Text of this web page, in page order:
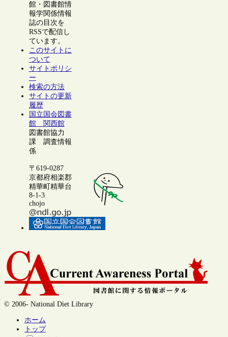
館・図書館情
報学関係情報
誌の目次を
RSSで配信し
ています。
このサイトに
ついて
サイトポリシ
ー
検索の方法
サイトの更新
履歴
国立国会図書
館 関西館
図書館協力
課 調査情報
係
〒619-0287
京都府相楽郡
精華町精華台
8-1-3
chojo
© 2006- National Diet Library
ホーム
トップ